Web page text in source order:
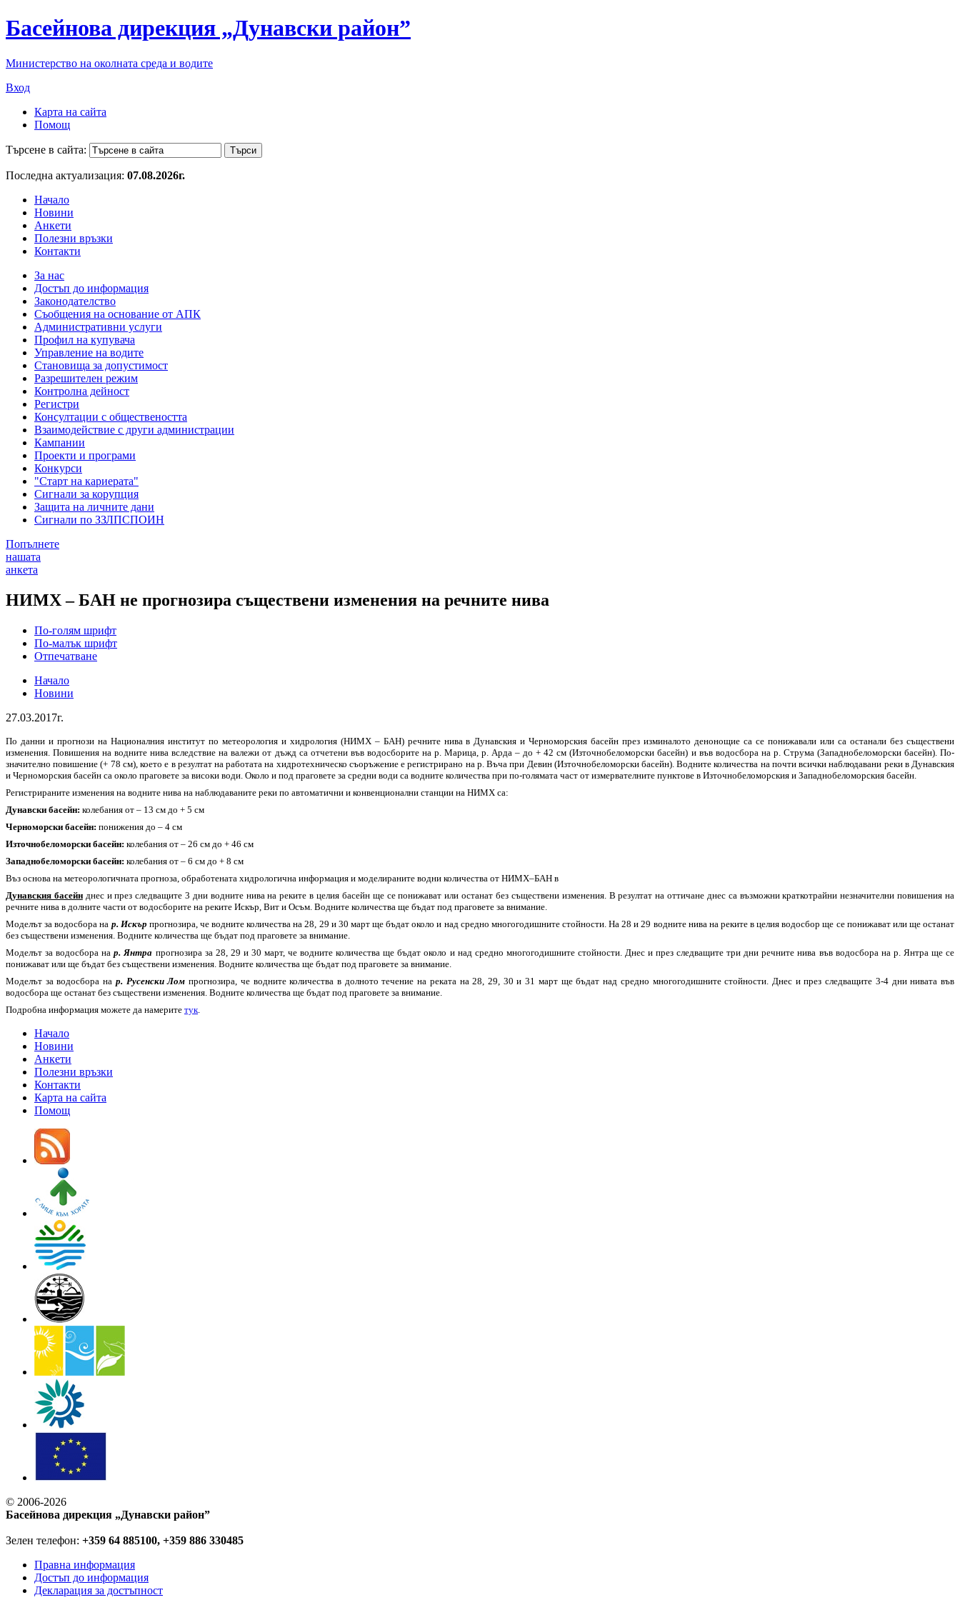
Басейнова дирекция „Дунавски район”
Министерство на околната среда и водите
Вход
Карта на сайта
Помощ
Търсене в сайта:
Последна актуализация: 07.08.2026г.
Начало
Новини
Анкети
Полезни връзки
Контакти
За нас
Достъп до информация
Законодателство
Съобщения на основание от АПК
Административни услуги
Профил на купувача
Управление на водите
Становища за допустимост
Разрешителен режим
Контролна дейност
Регистри
Консултации с обществеността
Взаимодействие с други администрации
Кампании
Проекти и програми
Конкурси
"Старт на кариерата"
Сигнали за корупция
Защита на личните дани
Сигнали по ЗЗЛПСПОИН
Попълнете
нашата
анкета
НИМХ – БАН не прогнозира съществени изменения на речните нива
По-голям шрифт
По-малък шрифт
Отпечатване
Начало
Новини
27.03.2017г.
По данни и прогнози на Националния институт по метеорология и хидрология (НИМХ – БАН) речните нива в Дунавския и Черноморския басейн през изминалото денонощие са се понижавали или са останали без съществени
изменения. Повишения на водните нива вследствие на валежи от дъжд са отчетени във водосборите на р. Марица, р. Арда – до + 42 см (Източнобеломорски басейн) и във водосбора на р. Струма (Западнобеломорски басейн). По-
значително повишение (+ 78 см), което е в резултат на работата на хидротехническо съоръжение е регистрирано на р. Въча при Девин (Източнобеломорски басейн). Водните количества на почти всички наблюдавани реки в Дунавския
и Черноморския басейн са около праговете за високи води. Около и под праговете за средни води са водните количества при по-голямата част от измервателните пунктове в Източнобеломорския и Западнобеломорския басейн.
Регистрираните изменения на водните нива на наблюдаваните реки по автоматични и конвенционални станции на НИМХ са:
Дунавски басейн: колебания от – 13 см до + 5 см
Черноморски басейн: понижения до – 4 см
Източнобеломорски басейн: колебания от – 26 см до + 46 см
Западнобеломорски басейн: колебания от – 6 см до + 8 см
Въз основа на метеорологичната прогноза, обработената хидрологична информация и моделираните водни количества от НИМХ–БАН в
Дунавския басейнднес и през следващите 3 дни водните нива на реките в целия басейн ще се понижават или останат без съществени изменения. В резултат на оттичане днес са възможни краткотрайни незначителни повишения на
речните нива в долните части от водосборите на реките Искър, Вит и Осъм. Водните количества ще бъдат под праговете за внимание.
Моделът за водосбора на р. Искър прогнозира, че водните количества на 28, 29 и 30 март ще бъдат около и над средно многогодишните стойности. На 28 и 29 водните нива на реките в целия водосбор ще се понижават или ще останат
без съществени изменения. Водните количества ще бъдат под праговете за внимание.
Моделът за водосбора нар. Янтра прогнозира за 28, 29 и 30 март, че водните количества ще бъдат около и над средно многогодишните стойности. Днес и през следващите три дни речните нива във водосбора на р. Янтра ще се
понижават или ще бъдат без съществени изменения. Водните количества ще бъдат под праговете за внимание.
Моделът за водосбора на р. Русенски Лом прогнозира, че водните количества в долното течение на реката на 28, 29, 30 и 31 март ще бъдат над средно многогодишните стойности. Днес и през следващите 3-4 дни нивата във
водосбора ще останат без съществени изменения. Водните количества ще бъдат под праговете за внимание.
Подробна информация можете да намерите тук
Начало
Новини
Анкети
Полезни връзки
Контакти
Карта на сайта
Помощ
© 2006-2026
Басейнова дирекция „Дунавски район”
Зелен телефон: +359 64 885100, +359 886 330485
Правна информация
Достъп до информация
Декларация за достъпност